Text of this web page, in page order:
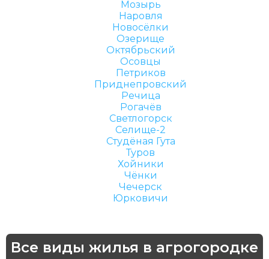
Мозырь
Наровля
Новосёлки
Озерище
Октябрьский
Осовцы
Петриков
Приднепровский
Речица
Рогачёв
Светлогорск
Селище-2
Студёная Гута
Туров
Хойники
Чёнки
Чечерск
Юрковичи
Все виды жилья в агрогородке